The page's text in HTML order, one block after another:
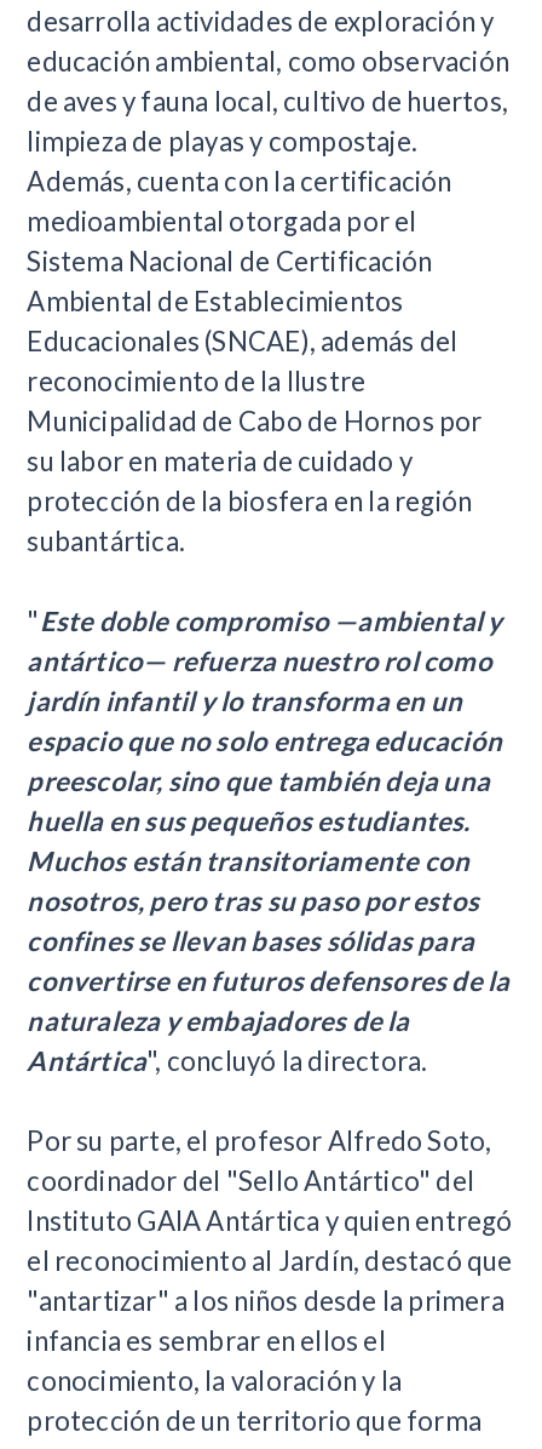
desarrolla actividades de exploración y
educación ambiental, como observación
de aves y fauna local, cultivo de huertos,
limpieza de playas y compostaje.
Además, cuenta con la certificación
medioambiental otorgada por el
Sistema Nacional de Certificación
Ambiental de Establecimientos
Educacionales (SNCAE), además del
reconocimiento de la Ilustre
Municipalidad de Cabo de Hornos por
su labor en materia de cuidado y
protección de la biosfera en la región
subantártica.
"Este doble compromiso —ambiental y
antártico— refuerza nuestro rol como
jardín infantil y lo transforma en un
espacio que no solo entrega educación
preescolar, sino que también deja una
huella en sus pequeños estudiantes.
Muchos están transitoriamente con
nosotros, pero tras su paso por estos
confines se llevan bases sólidas para
convertirse en futuros defensores de la
naturaleza y embajadores de la
Antártica", concluyó la directora.
Por su parte, el profesor Alfredo Soto,
coordinador del "Sello Antártico" del
Instituto GAIA Antártica y quien entregó
el reconocimiento al Jardín, destacó que
"antartizar" a los niños desde la primera
infancia es sembrar en ellos el
conocimiento, la valoración y la
protección de un territorio que forma